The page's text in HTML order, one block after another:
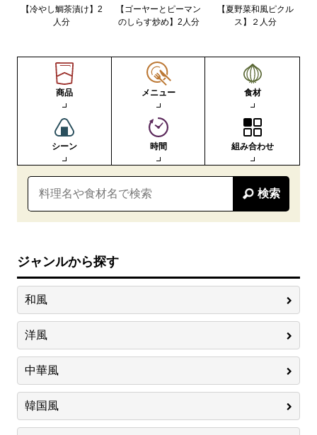
【冷やし鯛茶漬け】2
人分
【ゴーヤーとピーマン
のしらす炒め】2人分
【夏野菜和風ピクル
ス】２人分
商品 メニュー 食材
シーン 時間 組み合わせ
検索
ジャンルから探す
和風
洋風
中華風
韓国風